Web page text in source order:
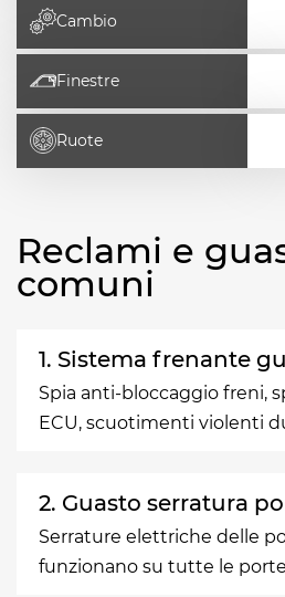
Cambio
Finestre
Ruote
Reclami e
comuni
1. Sistema frenante
Spia anti-bloccaggio freni,
ECU, scuotimenti violenti
2. Guasto serratura
Serrature elettriche delle
funzionano su tutte le porte